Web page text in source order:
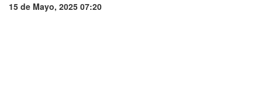
15 de Mayo, 2025 07:20